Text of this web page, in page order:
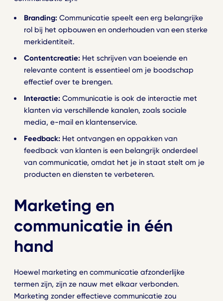
Grafisch ontwerp
Digitaal, print en signing
Webdesign
Webdevelopment
Gebruikerservaring
Ons bureau
Werken bij
Onze vacatures
Kennis
Delen we graag
Branding:Communicatie speelt een erg belangrijke
rol bij het opbouwen en onderhouden van een sterke
merkidentiteit.
Contentcreatie:Het schrijven van boeiende en
relevante content is essentieel om je boodschap
effectief over te brengen.
Interactie:Communicatie is ook de interactie met
klanten via verschillende kanalen, zoals sociale
media, e-mail en klantenservice.
Feedback: Het ontvangen en oppakken van
feedback van klanten is een belangrijk onderdeel
van communicatie, omdat het je in staat stelt om je
producten en diensten te verbeteren.
Marketing en
communicatie in één
hand
Hoewel marketing en communicatie afzonderlijke
termen zijn, zijn ze nauw met elkaar verbonden.
Marketing zonder effectieve communicatie zou